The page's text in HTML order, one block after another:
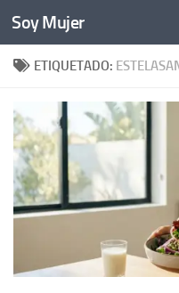
Bajo el contenido
Soy Mujer
ETIQUETADO: